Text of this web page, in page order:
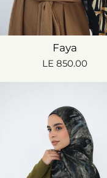
Faya
LE 850.00